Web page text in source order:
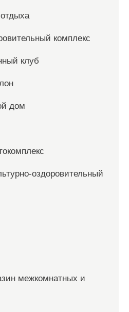
комплекс
клуб
дом
оздоровительный
межкомнатных и